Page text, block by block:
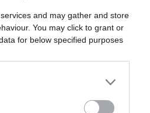
and may gather and store
You may click to grant or
for below specified purposes
Link másolása